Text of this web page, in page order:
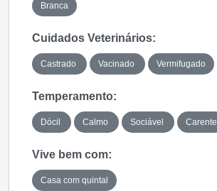
Branca
Cuidados Veterinários:
Castrado Vacinado Vermifugado
Temperamento:
Dócil Calmo Sociável Carente
Vive bem com:
Casa com quintal